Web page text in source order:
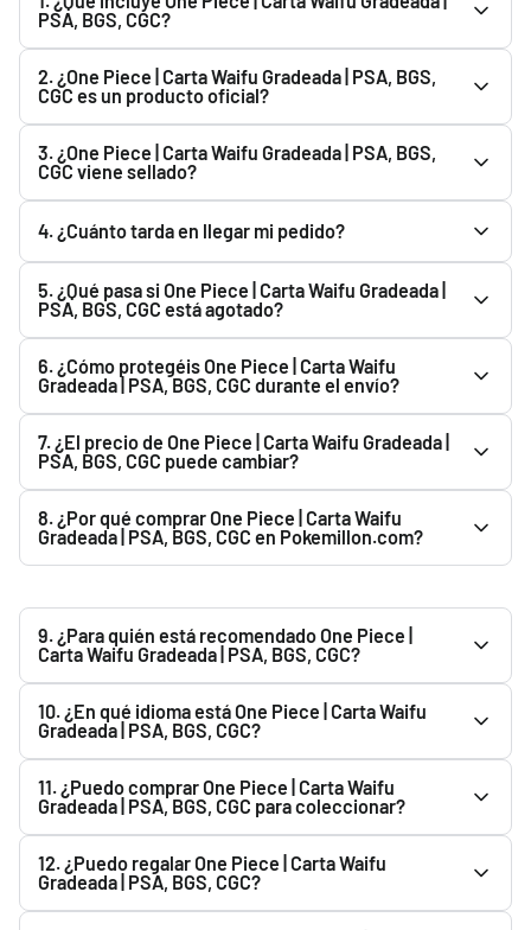
PSA, BGS, CGC?
Gradeada | PSA, BGS, CGC para ver todo lo que incluye.
Podrás encontrarlo en el apartado superior.
2. ¿One Piece | Carta Waifu Gradeada | PSA, BGS,
CGC es un producto oficial?
producto oficial y Original. En Pokemillon vendemos
productos nuevos y originales adquiridos a través de
nuestros proveedores y distribuidores.
3. ¿One Piece | Carta Waifu Gradeada | PSA, BGS,
CGC viene sellado?
precintados de fábrica. Siempre que el fabricante lo
distribuya precintado, recibirás One Piece | Carta Waifu
Gradeada | PSA, BGS, CGC sellado de fábrica.
4. ¿Cuánto tarda en llegar mi pedido?
estimado de entrega es de 1 a 3 días hábiles.
5. ¿Qué pasa si One Piece | Carta Waifu Gradeada |
PSA, BGS, CGC está agotado?
enviaremos un email cuando vuelva a estar disponible.
6. ¿Cómo protegéis One Piece | Carta Waifu
Gradeada | PSA, BGS, CGC durante el envío?
utilizamos material de protección para proteger One
Piece | Carta Waifu Gradeada | PSA, BGS, CGC durante el
transporte.
7. ¿El precio de One Piece | Carta Waifu Gradeada |
PSA, BGS, CGC puede cambiar?
BGS, CGC puede variar según la disponibilidad,
reposiciones y condiciones del mercado. El precio
8. ¿Por qué comprar One Piece | Carta Waifu
Gradeada | PSA, BGS, CGC en Pokemillon.com?
rápido y embalaje protegido.
9. ¿Para quién está recomendado One Piece |
Carta Waifu Gradeada | PSA, BGS, CGC?
tanto para coleccionistas como para aficionados.
Consulta la descripción del producto para conocer sus
características y contenido.
10. ¿En qué idioma está One Piece | Carta Waifu
Gradeada | PSA, BGS, CGC?
CGC aparece indicado en la descripción del producto. Te
recomendamos comprobarlo antes de realizar tu pedido.
11. ¿Puedo comprar One Piece | Carta Waifu
Gradeada | PSA, BGS, CGC para coleccionar?
una buena opción para coleccionistas. Si quieres
conservarlo en buen estado, recomendamos protegerlo de
12. ¿Puedo regalar One Piece | Carta Waifu
Gradeada | PSA, BGS, CGC?